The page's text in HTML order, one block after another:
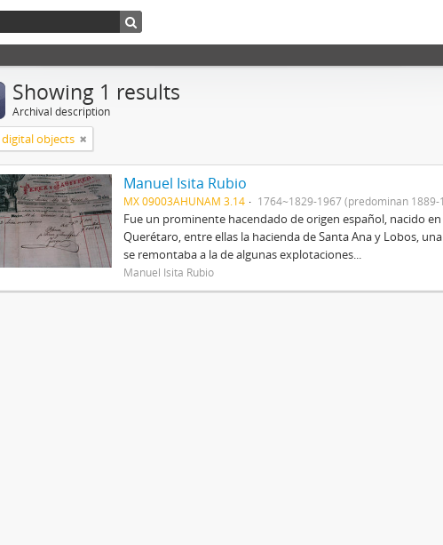
Showing 1 results
Archival description
objects
Manuel Isita Rubio
MX 09003AHUNAM 3.14 1764~1829-1967 (predominan 1889-
Fue un prominente hacendado de origen español, nacido
Querétaro, entre ellas la hacienda de Santa Ana y Lobos,
se remontaba a la de algunas explotaciones...
Manuel Isita Rubio